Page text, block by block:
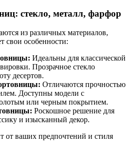
стекло, металл, фарфор
из различных материалов,
свои особенности:
Идеальны для классической
Прозрачное стекло
десертов.
Отличаются прочностью
Доступны модели с
или черным покрытием.
Роскошное решение для
и изысканный декор.
от ваших предпочтений и стиля